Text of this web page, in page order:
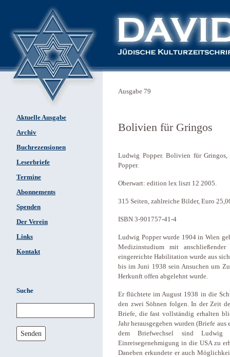
Aktuelle Ausgabe
Archiv
Buchrezensionen
Leserbriefe
Termine
Abonnements
Spenden
Der Verein
Links
Kontakt
Suche
Senden
Ausgabe 79
Bolivien für Gringos
Ludwig Popper. Bolivien für
Popper.
Oberwart: edition lex liszt 12 2005.
315 Seiten, zahlreiche Bilder, Euro
ISBN 3-901757-41-4
Ludwig Popper wurde 1904 in Wien
Medizinstudium mit
eingereichte Habilitation wurde aus
bis im Juni 1938 sein Ansuchen um
Herkunft offen abgelehnt wurde.
Er flüchtete im August 1938 in die
den zwei Söhnen folgen. In der Zeit
Briefe, die fast vollständig erhalten
Jahr herausgegeben wurden (Briefe
dem Briefwechsel sind Ludwig
Einreisegenehmigung in die USA zu
Daneben erkundete er auch